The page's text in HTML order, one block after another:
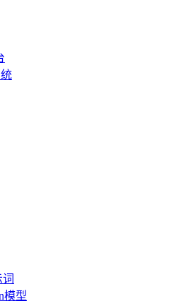
模型